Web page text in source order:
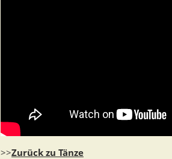
>>Zurück zu Tänze